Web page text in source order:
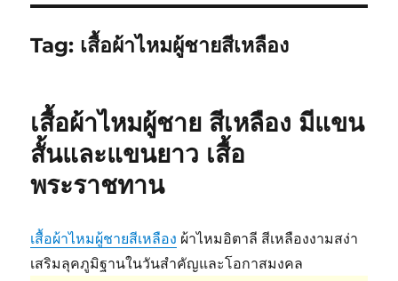
Tag: เสื้อผ้าไหมผู้ชายสีเหลือง
เสื้อผ้าไหมผู้ชาย สีเหลือง มีแขน
สั้นและแขนยาว เสื้อ
พระราชทาน
เสื้อผ้าไหมผู้ชายสีเหลือง ผ้าไหมอิตาลี สีเหลืองงามสง่า
เสริมลุคภูมิฐานในวันสำคัญและโอกาสมงคล